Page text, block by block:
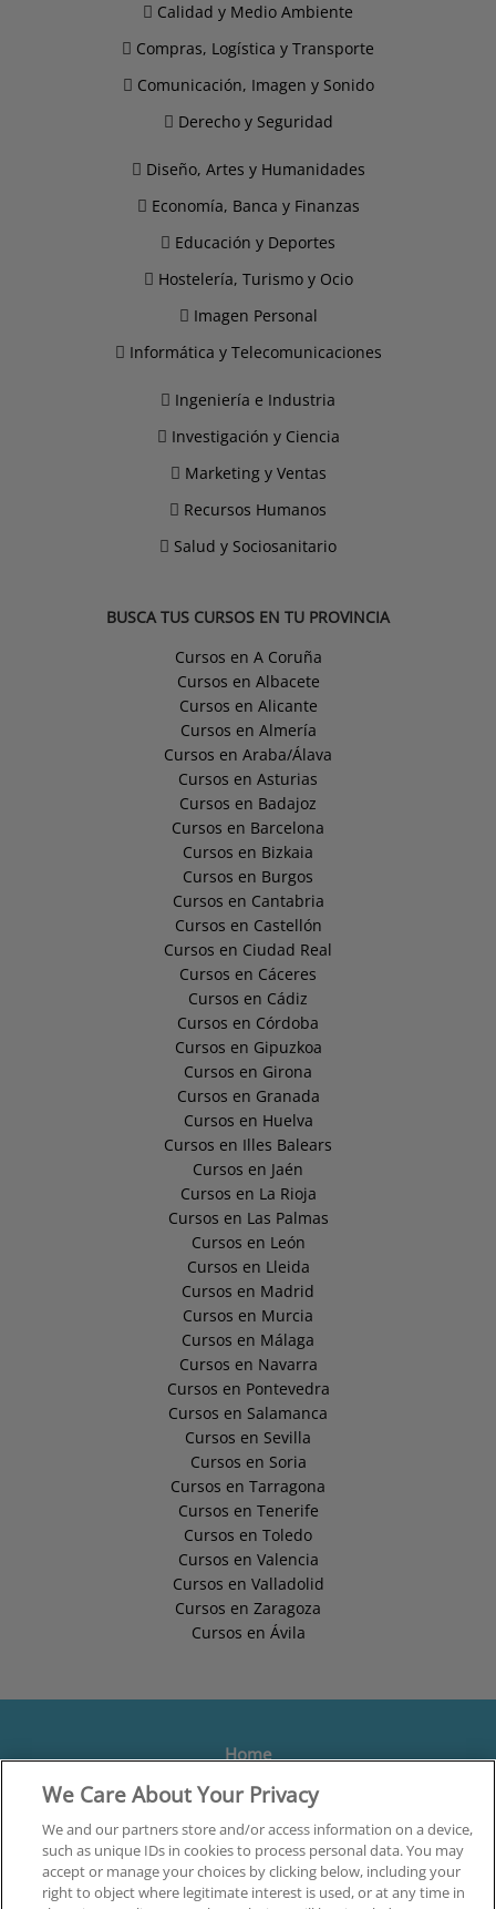
Calidad y Medio Ambiente
Compras, Logística y Transporte
Comunicación, Imagen y Sonido
Derecho y Seguridad
Diseño, Artes y Humanidades
Economía, Banca y Finanzas
Educación y Deportes
Hostelería, Turismo y Ocio
Imagen Personal
Informática y Telecomunicaciones
Ingeniería e Industria
Investigación y Ciencia
Marketing y Ventas
Recursos Humanos
Salud y Sociosanitario
BUSCA TUS CURSOS EN TU PROVINCIA
Cursos en A Coruña
Cursos en Albacete
Cursos en Alicante
Cursos en Almería
Cursos en Araba/Álava
Cursos en Asturias
Cursos en Badajoz
Cursos en Barcelona
Cursos en Bizkaia
Cursos en Burgos
Cursos en Cantabria
Cursos en Castellón
Cursos en Ciudad Real
Cursos en Cáceres
Cursos en Cádiz
Cursos en Córdoba
Cursos en Gipuzkoa
Cursos en Girona
Cursos en Granada
Cursos en Huelva
Cursos en Illes Balears
Cursos en Jaén
Cursos en La Rioja
Cursos en Las Palmas
Cursos en León
Cursos en Lleida
Cursos en Madrid
Cursos en Murcia
Cursos en Málaga
Cursos en Navarra
Cursos en Pontevedra
Cursos en Salamanca
Cursos en Sevilla
Cursos en Soria
Cursos en Tarragona
Cursos en Tenerife
Cursos en Toledo
Cursos en Valencia
Cursos en Valladolid
Cursos en Zaragoza
Cursos en Ávila
Home
Formación
Centros
Orientación
We Care About Your Privacy
We and our partners store and/or access information on a device,
such as unique IDs in cookies to process personal data. You may
accept or manage your choices by clicking below, including your
right to object where legitimate interest is used, or at any time in